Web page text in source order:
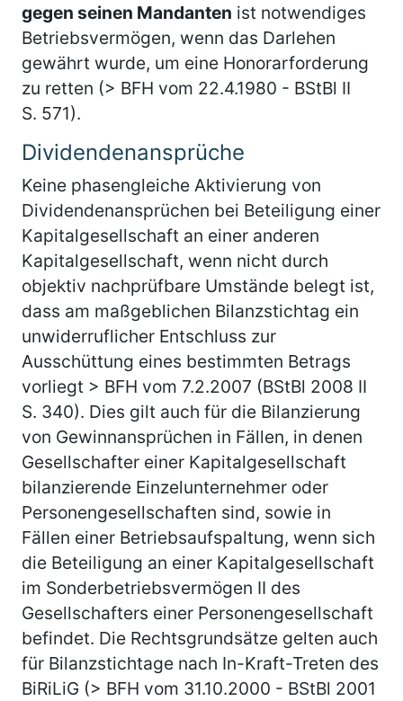
gegen seinen Mandanten ist notwendiges
Betriebsvermögen, wenn das Darlehen
gewährt wurde, um eine Honorarforderung
zu retten (> BFH vom 22.4.1980 - BStBl II
S. 571).
Dividendenansprüche
Keine phasengleiche Aktivierung von
Dividendenansprüchen bei Beteiligung einer
Kapitalgesellschaft an einer anderen
Kapitalgesellschaft, wenn nicht durch
objektiv nachprüfbare Umstände belegt ist,
dass am maßgeblichen Bilanzstichtag ein
unwiderruflicher Entschluss zur
Ausschüttung eines bestimmten Betrags
vorliegt > BFH vom 7.2.2007 (BStBl 2008 II
S. 340). Dies gilt auch für die Bilanzierung
von Gewinnansprüchen in Fällen, in denen
Gesellschafter einer Kapitalgesellschaft
bilanzierende Einzelunternehmer oder
Personengesellschaften sind, sowie in
Fällen einer Betriebsaufspaltung, wenn sich
die Beteiligung an einer Kapitalgesellschaft
im Sonderbetriebsvermögen II des
Gesellschafters einer Personengesellschaft
befindet. Die Rechtsgrundsätze gelten auch
für Bilanzstichtage nach In-Kraft-Treten des
BiRiLiG (> BFH vom 31.10.2000 - BStBl 2001